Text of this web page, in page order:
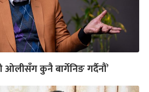
ओलीसँग कुनै बार्गेनिङ गर्दैनौं’